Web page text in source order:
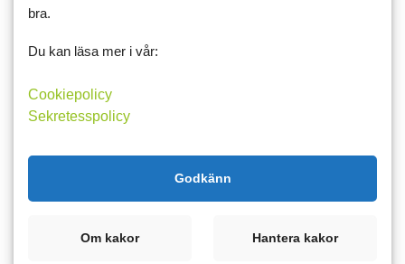
smaksättning
1
Diet med smak - vägen till
framgång? DAG3 av LIVETS
bra.
Du kan läsa mer i vår:
Cookiepolicy
Sekretesspolicy
Godkänn
Om kakor Hantera kakor